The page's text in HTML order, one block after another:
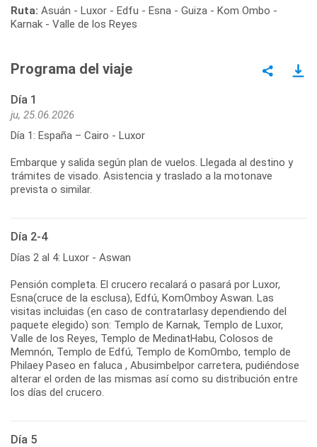
Ruta: Asuán - Luxor - Edfu - Esna - Guiza - Kom Ombo -
Karnak - Valle de los Reyes
Programa del viaje
Día 1
ju, 25.06.2026
Día 1: España – Cairo - Luxor
Embarque y salida según plan de vuelos. Llegada al destino y
trámites de visado. Asistencia y traslado a la motonave
prevista o similar.
Día 2-4
Días 2 al 4: Luxor - Aswan
Pensión completa. El crucero recalará o pasará por Luxor,
Esna(cruce de la esclusa), Edfú, KomOmboy Aswan. Las
visitas incluidas (en caso de contratarlasy dependiendo del
paquete elegido) son: Templo de Karnak, Templo de Luxor,
Valle de los Reyes, Templo de MedinatHabu, Colosos de
Memnón, Templo de Edfú, Templo de KomOmbo, templo de
Philaey Paseo en faluca , Abusimbelpor carretera, pudiéndose
alterar el orden de las mismas así como su distribución entre
los días del crucero.
Día 5